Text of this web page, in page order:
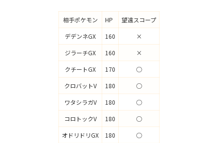
相手ポケモン HP
望遠スコープ
デデンネGX
160
×
ジラーチGX
160
×
クチートGX
170
○
クロバットV
180
○
ワタシラガV
180
○
コロトックV
180
○
オドリドリGX
180 ○